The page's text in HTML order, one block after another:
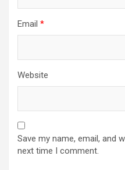
Email *
Website
Save my name, email, and
next time I comment.